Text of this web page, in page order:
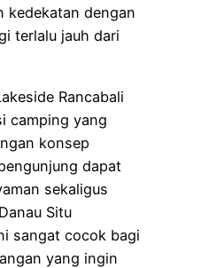
kedekatan dengan
terlalu jauh dari
Rancabali
camping yang
konsep
dapat
sekaligus
Situ
sangat cocok bagi
yang ingin